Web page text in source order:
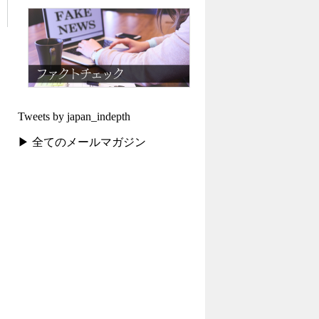
Tweets by japan_indepth
▶ 全てのメールマガジン